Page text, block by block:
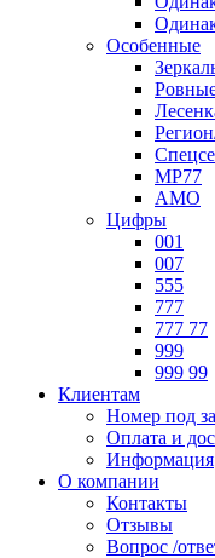
Особенные
МР77
АМО
Цифры
001
007
555
777
777 77
999
999 99
Клиентам
Номер под
Оплата и
Информация
О компании
Контакты
Отзывы
Вопрос /